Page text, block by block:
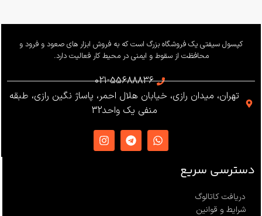
کپسول سیفتی یک فروشگاه بزرگ است که به فروش ابزار های صعود و فرود و
محافظت از سقوط و ایمنی در محیط کار فعالیت دارد.
021-55688836
تهران، میدان رازی، خیابان هلال احمر، پاساژ نگین رازی، طبقه
منفی یک واحد32
دسترسی سریع
دریافت کاتالوگ
شرایط و قوانین